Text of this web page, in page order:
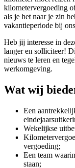
kilometervergoeding
als je het naar je zin
vakantieperiode bij
Heb jij interesse in
langer en solliciteer!
nieuws te leren en
werkomgeving.
Wat wij
Een
Wekelijkse
vergoeding;
Een team
staan;